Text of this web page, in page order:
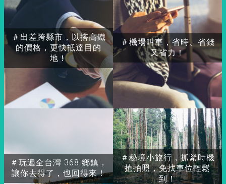
＃出差跨縣市，以搭高鐵
的價格，更快抵達目的
地！
＃玩遍全台灣 368 鄉鎮，
讓你去得了，也回得來！
＃秘境小旅行，抓緊時機
搶拍照，免找車位輕鬆
到！
＃機場叫車，省時、省錢
又省力！